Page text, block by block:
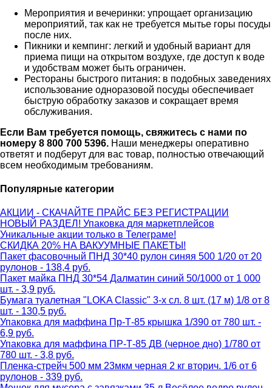
Мероприятия и вечеринки: упрощает организацию
мероприятий, так как не требуется мытье горы посуды
после них.
Пикники и кемпинг: легкий и удобный вариант для
приема пищи на открытом воздухе, где доступ к воде
и удобствам может быть ограничен.
Рестораны быстрого питания: в подобных заведениях
использование одноразовой посуды обеспечивает
быструю обработку заказов и сокращает время
обслуживания.
Если Вам требуется помощь, свяжитесь с нами по
номеру 8 800 700 5396. Наши менеджеры оперативно
ответят и подберут для вас товар, полностью отвечающий
всем необходимым требованиям.
Популярные категории
АКЦИИ - СКАЧАЙТЕ ПРАЙС БЕЗ РЕГИСТРАЦИИ
НОВЫЙ РАЗДЕЛ! Упаковка для маркетплейсов
Уникальные акции только в Телеграме!
СКИДКА 20% НА ВАКУУМНЫЕ ПАКЕТЫ!
Пакет фасовочный ПНД 30*40 рулон синяя 500 1/20 от 20
рулонов - 138,4 руб.
Пакет майка ПНД 30*54 Далматин синий 50/1000 от 1 000
шт. - 3,9 руб.
Бумага туалетная "LOKA Classic" 3-х сл. 8 шт. (17 м) 1/8 от 8
шт. - 130,5 руб.
Упаковка для маффина Пр-Т-85 крышка 1/390 от 780 шт. -
6,9 руб.
Упаковка для маффина ПР-Т-85 ДВ (черное дно) 1/780 от
780 шт. - 3,8 руб.
Пленка-стрейч 500 мм 23мкм черная 2 кг вторич. 1/6 от 6
рулонов - 339 руб.